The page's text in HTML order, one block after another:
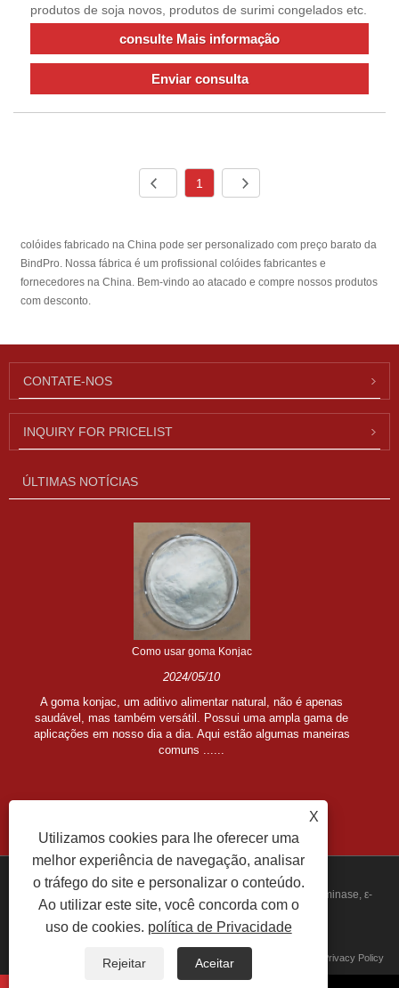
produtos de soja novos, produtos de surimi congelados etc.
consulte Mais informação
Enviar consulta
1
colóides fabricado na China pode ser personalizado com preço barato da
BindPro. Nossa fábrica é um profissional colóides fabricantes e
fornecedores na China. Bem-vindo ao atacado e compre nossos produtos
com desconto.
CONTATE-NOS
INQUIRY FOR PRICELIST
ÚLTIMAS NOTÍCIAS
Como usar goma Konjac
2024/05/10
A goma konjac, um aditivo alimentar natural, não é apenas
saudável, mas também versátil. Possui uma ampla gama de
aplicações em nosso dia a dia. Aqui estão algumas maneiras
comuns ......
Copyright © 2022 Jiangsu Zipin Biotech Co., Ltd. - Transglutaminase, ε-
polilisina, Curdlan - Todos os direitos reservados.
links Sitemap Privacy Policy
X
Utilizamos cookies para lhe oferecer uma
melhor experiência de navegação, analisar
o tráfego do site e personalizar o conteúdo.
Ao utilizar este site, você concorda com o
uso de cookies. política de Privacidade
Rejeitar Aceitar